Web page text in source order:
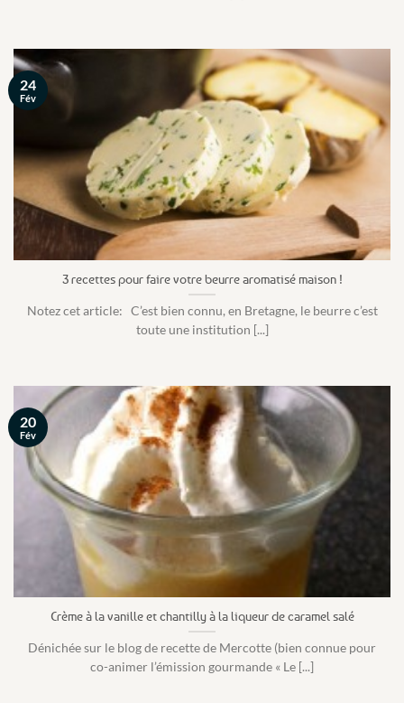
3 recettes pour faire votre beurre aromatisé maison !
Notez cet article: C’est bien connu, en Bretagne, le beurre c’est
toute une institution [...]
24
Fév
Crème à la vanille et chantilly à la liqueur de caramel salé
Dénichée sur le blog de recette de Mercotte (bien connue pour
co-animer l’émission gourmande « Le [...]
20
Fév